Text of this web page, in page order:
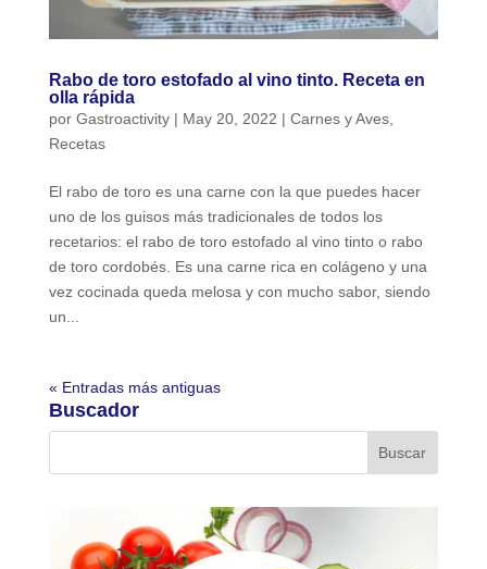
Rabo de toro estofado al vino tinto. Receta en
olla rápida
por Gastroactivity| May 20, 2022 | Carnes y Aves,
Recetas
El rabo de toro es una carne con la que puedes hacer
uno de los guisos más tradicionales de todos los
recetarios: el rabo de toro estofado al vino tinto o rabo
de toro cordobés. Es una carne rica en colágeno y una
vez cocinada queda melosa y con mucho sabor, siendo
un...
« Entradas más antiguas
Buscador